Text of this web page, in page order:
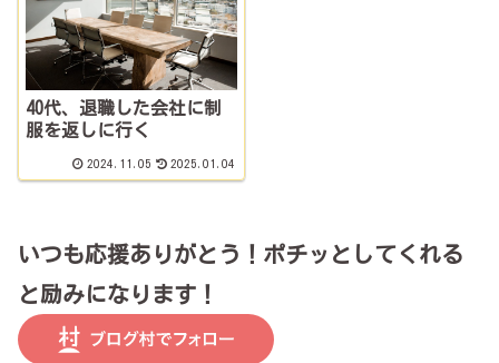
40代、退職した会社に制
服を返しに行く
2024.11.05 2025.01.04
いつも応援ありがとう！ポチッとしてくれる
と励みになります！